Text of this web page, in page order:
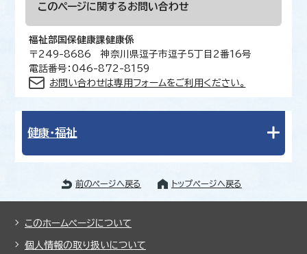
このページに関する お問い合わせ
福祉部国保健康課健康係
〒249-8686 神奈川県逗子市逗子5丁目2番16号
電話番号：046-872-8159
お問い合わせは専用フォームをご利用ください。
健康・福祉
前のページへ戻る トップページへ戻る
このホームページについて
個人情報の取り扱いについて